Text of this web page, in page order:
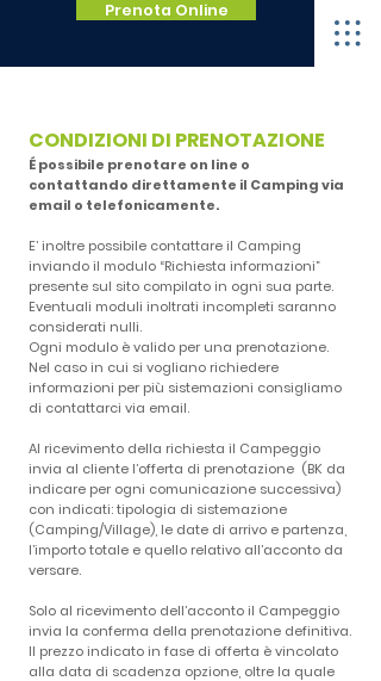
Prenota Online
CONDIZIONI DI PRENOTAZIONE
É possibile prenotare on line o
contattando direttamente il Camping via
email o telefonicamente.
E’ inoltre possibile contattare il Camping
inviando il modulo “Richiesta informazioni”
presente sul sito compilato in ogni sua parte.
Eventuali moduli inoltrati incompleti saranno
considerati nulli.
Ogni modulo è valido per una prenotazione.
Nel caso in cui si vogliano richiedere
informazioni per più sistemazioni consigliamo
di contattarci via email.
Al ricevimento della richiesta il Campeggio
invia al cliente l’offerta di prenotazione (BK da
indicare per ogni comunicazione successiva)
con indicati: tipologia di sistemazione
(Camping/Village), le date di arrivo e partenza,
l’importo totale e quello relativo all’acconto da
versare.
Solo al ricevimento dell’acconto il Campeggio
invia la conferma della prenotazione definitiva.
Il prezzo indicato in fase di offerta è vincolato
alla data di scadenza opzione, oltre la quale